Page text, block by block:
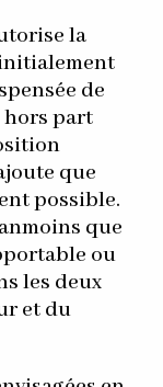
la
de
part
que
possible.
que
ou
les deux
et du